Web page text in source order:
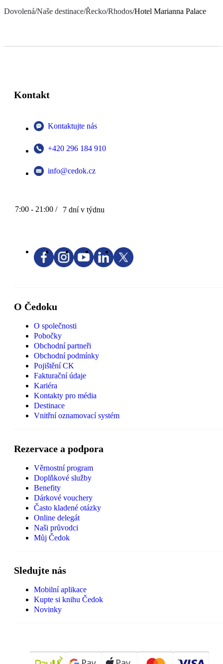
Dovolená/Naše destinace/Řecko/Rhodos/Hotel Marianna Palace
Kontakt
Kontaktujte nás
+420 296 184 910
info@cedok.cz
7:00 - 21:00 / 7 dní v týdnu
O Čedoku
O společnosti
Pobočky
Obchodní partneři
Obchodní podmínky
Pojištění CK
Fakturační údaje
Kariéra
Kontakty pro média
Destinace
Vnitřní oznamovací systém
Rezervace a podpora
Věrnostní program
Doplňkové služby
Benefity
Dárkové vouchery
Často kladené otázky
Online delegát
Naši průvodci
Můj Čedok
Sledujte nás
Mobilní aplikace
Kupte si knihu Čedok
Novinky